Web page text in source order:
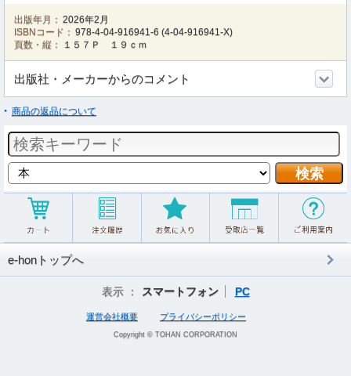
出版年月： 2026年2月
ISBNコード： 978-4-04-916941-6 (4-04-916941-X)
頁数・縦：
１５７Ｐ １９ｃｍ
出版社・メーカーからのコメント
商品の返品について
e-honトップへ
表示 ： スマートフォン PC
運営会社概要 プライバシーポリシー
Copyright © TOHAN CORPORATION